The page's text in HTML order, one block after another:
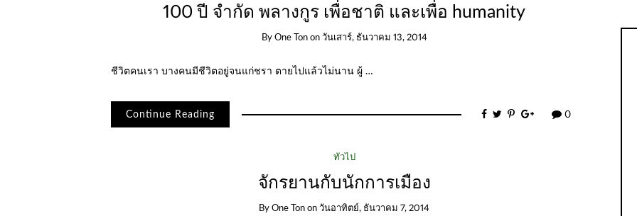
100 ปี จำกัด พลางกูร เพื่อชาติ และเพื่อ humanity
By One Ton on วันเสาร์, ธันวาคม 13, 2014
ชีวิตคนเรา บางคนมีชีวิตอยู่จนแก่ชรา ตายไปแล้วไม่นาน ผู้ …
Continue Reading 0
ทั่วไป
จักรยานกับนักการเมือง
ByOne Ton onวันอาทิตย์, ธันวาคม 7, 2014